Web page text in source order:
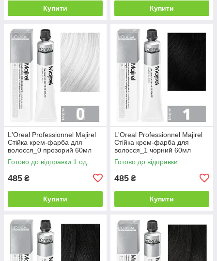
Купити Купити
L'Oreal Professionnel Majirel
Стійка крем-фарба для
волосся_0 прозорий 60мл
Готово до відправки 1 од.
485 ₴
Купити
L'Oreal Professionnel Majirel
Стійка крем-фарба для
волосся_1 чорний 60мл
Готово до відправки
485 ₴
Купити